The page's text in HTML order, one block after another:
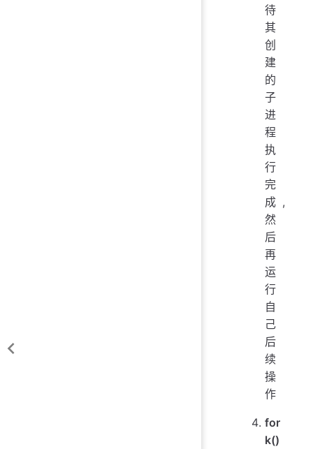
待
其
创
建
的
子
进
程
执
行
完
成,
然
后
再
运
行
自
己
后
续
操
作
for
k()